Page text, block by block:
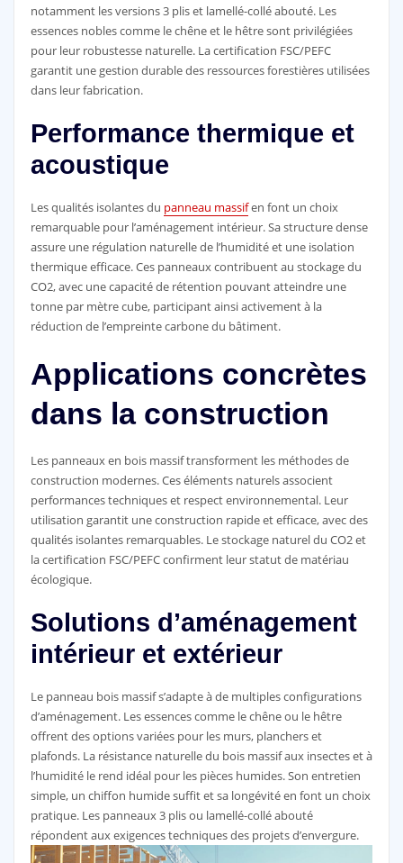
notamment les versions 3 plis et lamellé-collé abouté. Les
essences nobles comme le chêne et le hêtre sont privilégiées
pour leur robustesse naturelle. La certification FSC/PEFC
garantit une gestion durable des ressources forestières utilisées
dans leur fabrication.
Performance thermique et
acoustique
Les qualités isolantes du panneau massifen font un choix
remarquable pour l’aménagement intérieur. Sa structure dense
assure une régulation naturelle de l’humidité et une isolation
thermique efficace. Ces panneaux contribuent au stockage du
CO2, avec une capacité de rétention pouvant atteindre une
tonne par mètre cube, participant ainsi activement à la
réduction de l’empreinte carbone du bâtiment.
Applications concrètes
dans la construction
Les panneaux en bois massif transforment les méthodes de
construction modernes. Ces éléments naturels associent
performances techniques et respect environnemental. Leur
utilisation garantit une construction rapide et efficace, avec des
qualités isolantes remarquables. Le stockage naturel du CO2 et
la certification FSC/PEFC confirment leur statut de matériau
écologique.
Solutions d’aménagement
intérieur et extérieur
Le panneau bois massif s’adapte à de multiples configurations
d’aménagement. Les essences comme le chêne ou le hêtre
offrent des options variées pour les murs, planchers et
plafonds. La résistance naturelle du bois massif aux insectes et à
l’humidité le rend idéal pour les pièces humides. Son entretien
simple, un chiffon humide suffit et sa longévité en font un choix
pratique. Les panneaux 3 plis ou lamellé-collé abouté
répondent aux exigences techniques des projets d’envergure.